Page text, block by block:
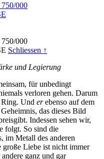
750/000
750/000
Schliessen ↑
und Legierung
für unbedingt
verloren gehen. Darum
Ring. Und erebenso auf dem
das dieses Bild
Indessen sehen wir,
folgt. So sind die
im Metall des anderen
große Liebe ist nicht immer
ganz und gar